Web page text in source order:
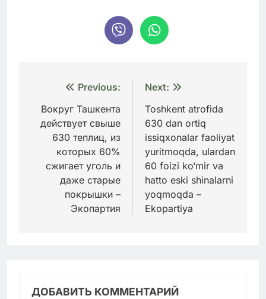
Навигация
по
записям
Previous:
Вокруг Ташкента
действует свыше
630 теплиц, из
которых 60%
сжигает уголь и
даже старые
покрышки –
Экопартия
Next:
Toshkent atrofida
630 dan ortiq
issiqxonalar faoliyat
yuritmoqda, ulardan
60 foizi ko‘mir va
hatto eski shinalarni
yoqmoqda –
Ekopartiya
ДОБАВИТЬ КОММЕНТАРИЙ